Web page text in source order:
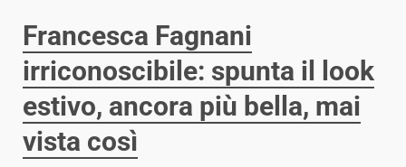
Francesca Fagnani
irriconoscibile: spunta il look
estivo, ancora più bella, mai
vista così